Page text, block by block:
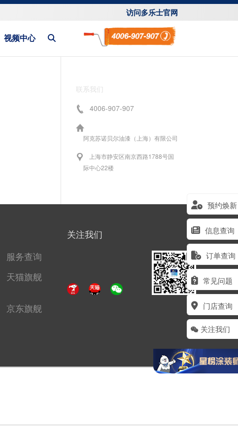
访问多乐士官网
视频中心
预约焕新
信息查询
订单查询
常见问题
门店查询
关注我们
联系我们
4006-907-907
阿克苏诺贝尔油漆（上海）有限公司
上海市静安区南京西路1788号国
际中心22楼
服务查询
天猫旗舰
京东旗舰
关注我们